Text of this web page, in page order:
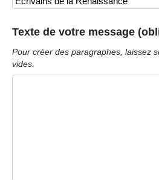
Texte de votre message
Pour créer des paragraphes, laissez
vides.